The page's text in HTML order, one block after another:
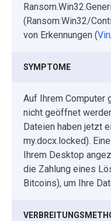
(Ransom:Win32/
von Erkennungen (
SYMPTOME
Auf Ihrem Computer
nicht geöffnet
Dateien haben jetzt
my.docx.locked).
Ihrem Desktop
die Zahlung eines
Bitcoins), um Ihre